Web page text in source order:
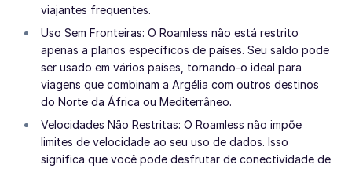
viajantes frequentes.
Uso Sem Fronteiras: O Roamless não está restrito
apenas a planos específicos de países. Seu saldo pode
ser usado em vários países, tornando-o ideal para
viagens que combinam a Argélia com outros destinos
do Norte da África ou Mediterrâneo.
Velocidades Não Restritas: O Roamless não impõe
limites de velocidade ao seu uso de dados. Isso
significa que você pode desfrutar de conectividade de